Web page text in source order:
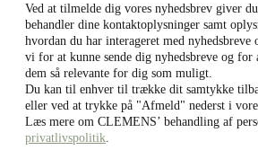
Ved at tilmelde dig vores nyhedsbrev giver
behandler dine kontaktoplysninger samt
hvordan du har interageret med
vi for at kunne sende dig nyhedsbreve og for
dem så relevante for dig som muligt.
Du kan til enhver til trække dit samtykke
eller ved at trykke på "Afmeld" nederst i
Læs mere om CLEMENS’ behandling af
privatlivspolitik.